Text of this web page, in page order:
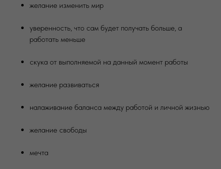
желание изменить мир
уверенность, что сам будет получать больше, а
работать меньше
скука от выполняемой на данный момент работы
желание развиваться
налаживание баланса между работой и личной жизнью
желание свободы
мечта